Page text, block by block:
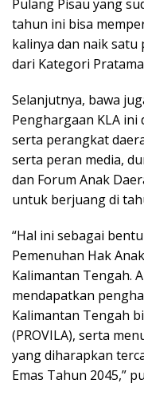
Pulang Pisau yang
tahun ini bisa
kalinya dan naik
dari Kategori
Selanjutnya, bawa
Penghargaan KLA
serta perangkat
serta peran media,
dan Forum Anak
untuk berjuang di
“Hal ini sebagai
Pemenuhan Hak
Kalimantan Tengah.
mendapatkan
Kalimantan Tengah
(PROVILA), serta
yang diharapkan
Emas Tahun 2045,”